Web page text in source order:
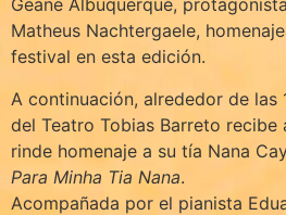
Geane Albuquerque,
Matheus Nachtergaele,
festival en esta edición.
A continuación, alrededor de las
del Teatro Tobias Barreto recibe
rinde homenaje a su tía Nana
Para Minha Tia Nana.
Acompañada por el pianista